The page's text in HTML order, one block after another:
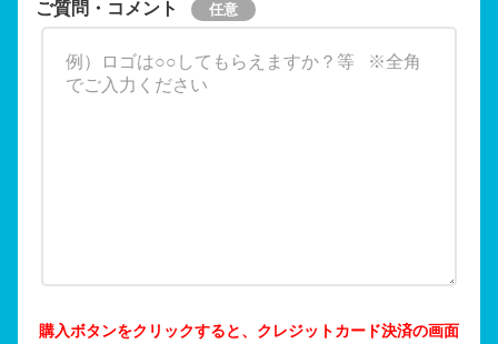
ご質問・コメント
購入ボタンをクリックすると、クレジットカード決済の画面